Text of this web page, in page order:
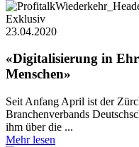
Exklusiv
23.04.2020
«Digitalisierung in
Menschen»
Seit Anfang April ist der
Branchenverbands
ihm über die ...
Mehr lesen